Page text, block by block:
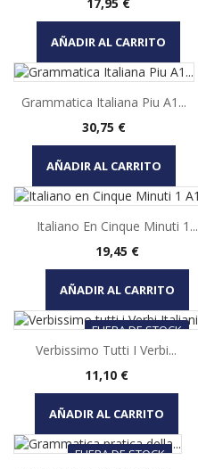
AÑADIR AL CARRITO
Grammatica Italiana Piu A1...
Precio
30,75 €
AÑADIR AL CARRITO
Italiano En Cinque Minuti 1...
Precio
19,45 €
AÑADIR AL CARRITO
FUERA DE STOCK
Verbissimo Tutti I Verbi...
Precio
11,10 €
AÑADIR AL CARRITO
FUERA DE STOCK